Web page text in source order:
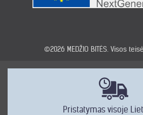
©2026 MEDŽIO BITĖS. Visos
Pristatymas visoje